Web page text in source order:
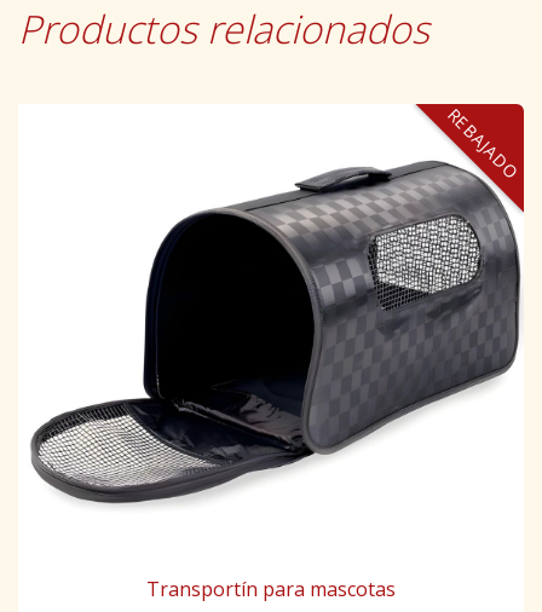
Productos relacionados
REBAJADO
Transportín para mascotas